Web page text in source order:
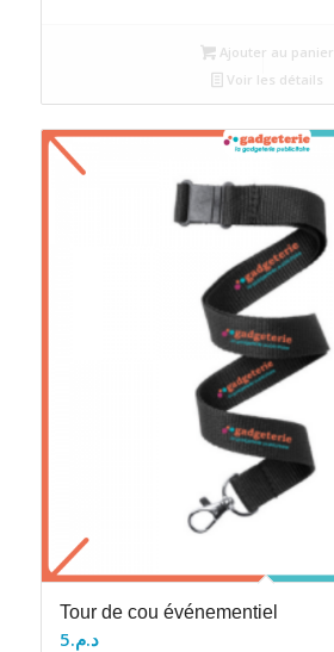
Ajouter au panier
Voir les détails
Tour de cou événementiel
د.م.5